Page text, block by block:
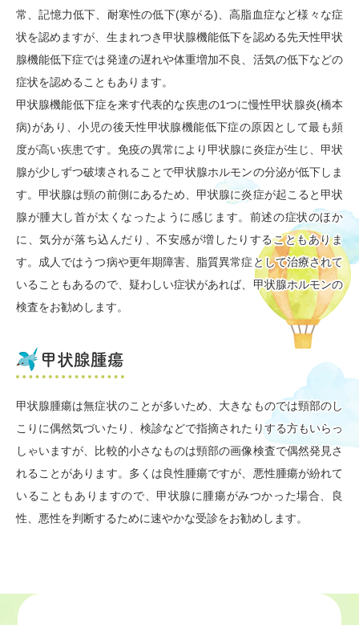
常、記憶力低下、耐寒性の低下(寒がる)、高脂血症など様々な症
状を認めますが、生まれつき甲状腺機能低下を認める先天性甲状
腺機能低下症では発達の遅れや体重増加不良、活気の低下などの
症状を認めることもあります。
甲状腺機能低下症を来す代表的な疾患の1つに慢性甲状腺炎(橋本
病)があり、小児の後天性甲状腺機能低下症の原因として最も頻
度が高い疾患です。免疫の異常により甲状腺に炎症が生じ、甲状
腺が少しずつ破壊されることで甲状腺ホルモンの分泌が低下しま
す。甲状腺は頸の前側にあるため、甲状腺に炎症が起こると甲状
腺が腫大し首が太くなったように感じます。前述の症状のほか
に、気分が落ち込んだり、不安感が増したりすることもありま
す。成人ではうつ病や更年期障害、脂質異常症として治療されて
いることもあるので、疑わしい症状があれば、甲状腺ホルモンの
検査をお勧めします。
甲状腺腫瘍
甲状腺腫瘍は無症状のことが多いため、大きなものでは頸部のし
こりに偶然気づいたり、検診などで指摘されたりする方もいらっ
しゃいますが、比較的小さなものは頸部の画像検査で偶然発見さ
れることがあります。多くは良性腫瘍ですが、悪性腫瘍が紛れて
いることもありますので、甲状腺に腫瘍がみつかった場合、良
性、悪性を判断するために速やかな受診をお勧めします。